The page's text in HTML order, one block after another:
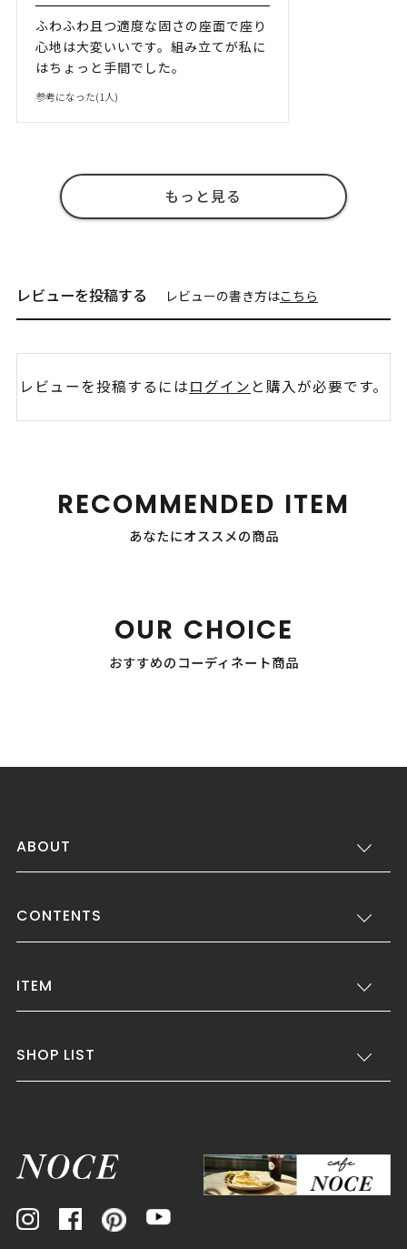
ふわふわ且つ適度な固さの座面で座り
心地は大変いいです。組み立てが私に
はちょっと手間でした。
参考になった(1 人)
もっと見る
レビューを投稿する レビューの書き方はこちら
レビューを投稿するにはログイン と購入が必要です。
RECOMMENDED ITEM
あなたにオススメの商品
OUR CHOICE
おすすめのコーディネート商品
ABOUT
CONTENTS
ITEM
SHOP LIST